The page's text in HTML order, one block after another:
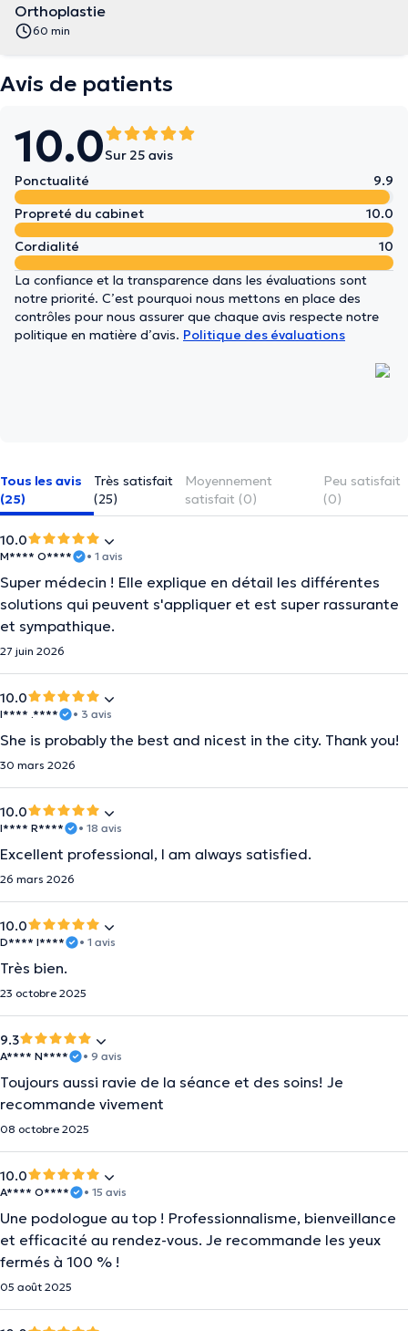
Orthoplastie
60 min
Avis de patients
10.0Sur 25 avis
Ponctualité
9.9
Propreté du cabinet
10.0
Cordialité
10
La confiance et la transparence dans les évaluations sont
notre priorité. C’est pourquoi nous mettons en place des
contrôles pour nous assurer que chaque avis respecte notre
politique en matière d’avis. Politique des évaluations
Tous les avis
(25)
Très satisfait
(25)
Moyennement
satisfait (0)
Peu satisfait
(0)
10.0
M**** O**** • 1 avis
Super médecin ! Elle explique en détail les différentes
solutions qui peuvent s'appliquer et est super rassurante
et sympathique.
27 juin 2026
10.0
I**** .**** • 3 avis
She is probably the best and nicest in the city. Thank you!
30 mars 2026
10.0
I**** R**** • 18 avis
Excellent professional, I am always satisfied.
26 mars 2026
10.0
D**** I**** • 1 avis
Très bien.
23 octobre 2025
9.3
A**** N**** • 9 avis
Toujours aussi ravie de la séance et des soins! Je
recommande vivement
08 octobre 2025
10.0
A**** O**** • 15 avis
Une podologue au top ! Professionnalisme, bienveillance
et efficacité au rendez-vous. Je recommande les yeux
fermés à 100 % !
05 août 2025